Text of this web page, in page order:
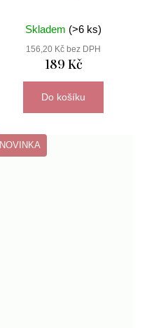
Skladem (>6 ks)
156,20 Kč bez DPH
189 Kč
Do košíku
NOVINKA